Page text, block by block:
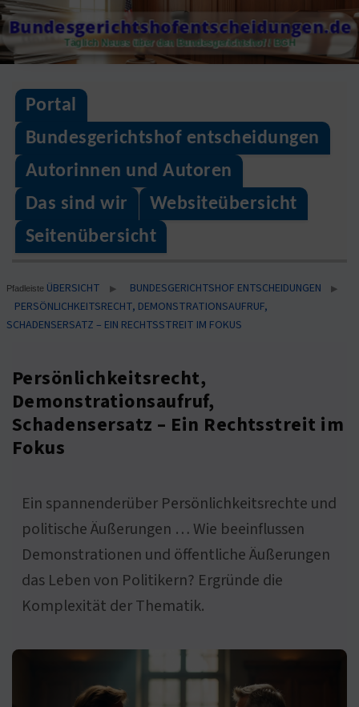
Skip
to
content
Bundesgerichtshofentscheidungen.de
Täglich Neues über den Bundesgerichtshof / BGH
Portal
Bundesgerichtshof entscheidungen
Autorinnen und Autoren
Das sind wir
Websiteübersicht
Seitenübersicht
Pfadleiste ÜBERSICHT ▶ BUNDESGERICHTSHOF ENTSCHEIDUNGEN ▶
PERSÖNLICHKEITSRECHT, DEMONSTRATIONSAUFRUF,
SCHADENSERSATZ – EIN RECHTSSTREIT IM FOKUS
Persönlichkeitsrecht,
Demonstrationsaufruf,
Schadensersatz – Ein Rechtsstreit im
Fokus
Ein spannenderüber Persönlichkeitsrechte und
politische Äußerungen … Wie beeinflussen
Demonstrationen und öffentliche Äußerungen
das Leben von Politikern? Ergründe die
Komplexität der Thematik.